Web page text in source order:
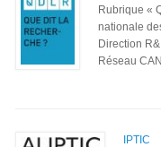
Rubrique «
nationale
Direction
Réseau
IPTIC